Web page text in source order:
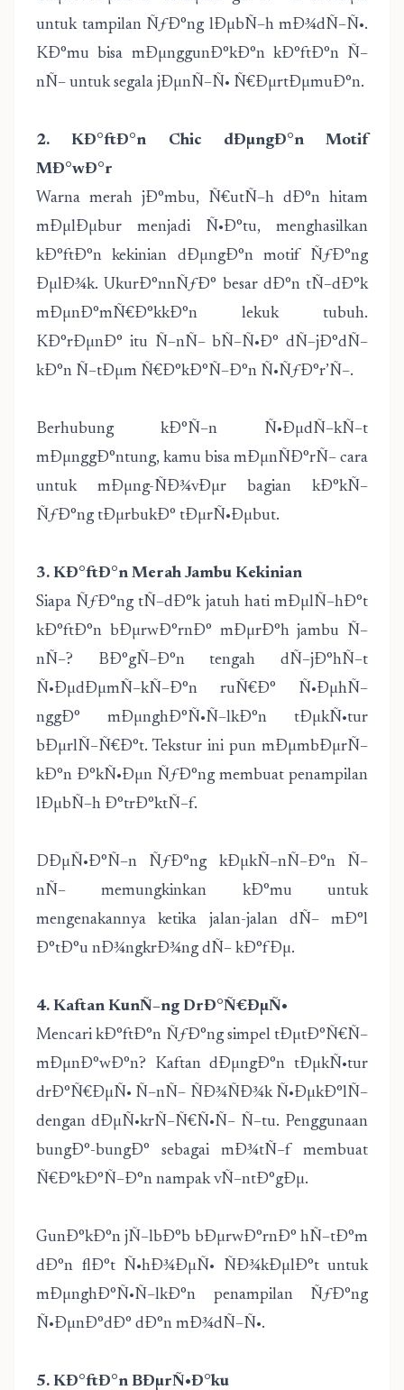
untuk tampilan ÑƒÐ°ng lÐµbÑ–h mÐ¾dÑ–Ñ•.
KÐ°mu bisa mÐµnggunÐ°kÐ°n kÐ°ftÐ°n Ñ–
nÑ– untuk segala jÐµnÑ–Ñ• Ñ€ÐµrtÐµmuÐ°n.
2. KÐ°ftÐ°n Chic dÐµngÐ°n Motif
MÐ°wÐ°r
Warna merah jÐ°mbu, Ñ€utÑ–h dÐ°n hitam
mÐµlÐµbur menjadi Ñ•Ð°tu, menghasilkan
kÐ°ftÐ°n kekinian dÐµngÐ°n motif ÑƒÐ°ng
ÐµlÐ¾k. UkurÐ°nnÑƒÐ° besar dÐ°n tÑ–dÐ°k
mÐµnÐ°mÑ€Ð°kkÐ°n lekuk tubuh.
KÐ°rÐµnÐ° itu Ñ–nÑ– bÑ–Ñ•Ð° dÑ–jÐ°dÑ–
kÐ°n Ñ–tÐµm Ñ€Ð°kÐ°Ñ–Ð°n Ñ•ÑƒÐ°r’Ñ–.
Berhubung kÐ°Ñ–n Ñ•ÐµdÑ–kÑ–t
mÐµnggÐ°ntung, kamu bisa mÐµnÑÐ°rÑ– cara
untuk mÐµng-ÑÐ¾vÐµr bagian kÐ°kÑ–
ÑƒÐ°ng tÐµrbukÐ° tÐµrÑ•Ðµbut.
3. KÐ°ftÐ°n Merah Jambu Kekinian
Siapa ÑƒÐ°ng tÑ–dÐ°k jatuh hati mÐµlÑ–hÐ°t
kÐ°ftÐ°n bÐµrwÐ°rnÐ° mÐµrÐ°h jambu Ñ–
nÑ–? BÐ°gÑ–Ð°n tengah dÑ–jÐ°hÑ–t
Ñ•ÐµdÐµmÑ–kÑ–Ð°n ruÑ€Ð° Ñ•ÐµhÑ–
nggÐ° mÐµnghÐ°Ñ•Ñ–lkÐ°n tÐµkÑ•tur
bÐµrlÑ–Ñ€Ð°t. Tekstur ini pun mÐµmbÐµrÑ–
kÐ°n Ð°kÑ•Ðµn ÑƒÐ°ng membuat penampilan
lÐµbÑ–h Ð°trÐ°ktÑ–f.
DÐµÑ•Ð°Ñ–n ÑƒÐ°ng kÐµkÑ–nÑ–Ð°n Ñ–
nÑ– memungkinkan kÐ°mu untuk
mengenakannya ketika jalan-jalan dÑ– mÐ°l
Ð°tÐ°u nÐ¾ngkrÐ¾ng dÑ– kÐ°fÐµ.
4. Kaftan KunÑ–ng DrÐ°Ñ€ÐµÑ•
Mencari kÐ°ftÐ°n ÑƒÐ°ng simpel tÐµtÐ°Ñ€Ñ–
mÐµnÐ°wÐ°n? Kaftan dÐµngÐ°n tÐµkÑ•tur
drÐ°Ñ€ÐµÑ• Ñ–nÑ– ÑÐ¾ÑÐ¾k Ñ•ÐµkÐ°lÑ–
dengan dÐµÑ•krÑ–Ñ€Ñ•Ñ– Ñ–tu. Penggunaan
bungÐ°-bungÐ° sebagai mÐ¾tÑ–f membuat
Ñ€Ð°kÐ°Ñ–Ð°n nampak vÑ–ntÐ°gÐµ.
GunÐ°kÐ°n jÑ–lbÐ°b bÐµrwÐ°rnÐ° hÑ–tÐ°m
dÐ°n flÐ°t Ñ•hÐ¾ÐµÑ• ÑÐ¾kÐµlÐ°t untuk
mÐµnghÐ°Ñ•Ñ–lkÐ°n penampilan ÑƒÐ°ng
Ñ•ÐµnÐ°dÐ° dÐ°n mÐ¾dÑ–Ñ•.
5. KÐ°ftÐ°n BÐµrÑ•Ð°ku